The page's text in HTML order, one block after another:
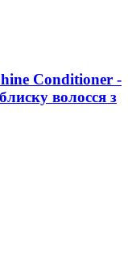
Conditioner -
волосся з